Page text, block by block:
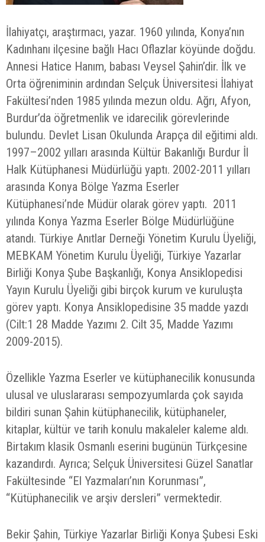
İlahiyatçı, araştırmacı, yazar. 1960 yılında, Konya’nın
Kadınhanı ilçesine bağlı Hacı Oflazlar köyünde doğdu.
Annesi Hatice Hanım, babası Veysel Şahin’dir. İlk ve
Orta öğreniminin ardından Selçuk Üniversitesi İlahiyat
Fakültesi’nden 1985 yılında mezun oldu. Ağrı, Afyon,
Burdur’da öğretmenlik ve idarecilik görevlerinde
bulundu. Devlet Lisan Okulunda Arapça dil eğitimi aldı.
1997–2002 yılları arasında Kültür Bakanlığı Burdur İl
Halk Kütüphanesi Müdürlüğü yaptı. 2002-2011 yılları
arasında Konya Bölge Yazma Eserler
Kütüphanesi’nde Müdür olarak görev yaptı. 2011
yılında Konya Yazma Eserler Bölge Müdürlüğüne
atandı. Türkiye Anıtlar Derneği Yönetim Kurulu Üyeliği,
MEBKAM Yönetim Kurulu Üyeliği, Türkiye Yazarlar
Birliği Konya Şube Başkanlığı, Konya Ansiklopedisi
Yayın Kurulu Üyeliği gibi birçok kurum ve kuruluşta
görev yaptı. Konya Ansiklopedisine 35 madde yazdı
(Cilt:1 28 Madde Yazımı 2. Cilt 35, Madde Yazımı
2009-2015).
Özellikle Yazma Eserler ve kütüphanecilik konusunda
ulusal ve uluslararası sempozyumlarda çok sayıda
bildiri sunan Şahin kütüphanecilik, kütüphaneler,
kitaplar, kültür ve tarih konulu makaleler kaleme aldı.
Birtakım klasik Osmanlı eserini bugünün Türkçesine
kazandırdı. Ayrıca; Selçuk Üniversitesi Güzel Sanatlar
Fakültesinde “El Yazmaları’nın Korunması”,
“Kütüphanecilik ve arşiv dersleri” vermektedir.
Bekir Şahin, Türkiye Yazarlar Birliği Konya Şubesi Eski